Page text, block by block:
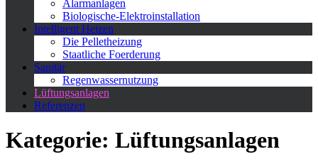
Alarmanlagen
Biologische-Elektroinstallation
Intelligent Heizen
Die Pelletheizung
Staatliche Foerderung
Sanitär
Regenwassernutzung
Lüftungsanlagen
Referenzen
Kategorie: Lüftungsanlagen